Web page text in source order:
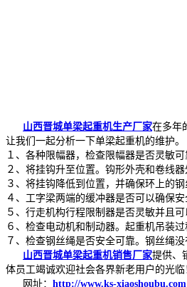
山西晋城单梁起重机生产厂家在多年
让我们一起分析一下单梁起重机的维护。
１、各种限幅器，检查限幅器是否灵敏可
２、将挂钩升至位置。钩形外壳和卷线
３、将挂钩降低到位置，并确保环上的钢
４、工字梁两端的缓冲器是否可以确保安
５、行走机构行程限制器是否灵敏并且可
６、检查电动机和制动器。起重机吊装
７、检查钢丝绳是否安全可靠。钢丝绳
山西晋城单梁起重机销售厂家提供、
体员工竭诚欢迎社会各界新老用户的光
网址： http://www.ks-xiaoshoubu.com